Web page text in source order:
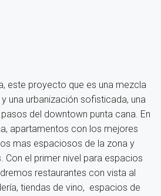
este proyecto que es una mezcla
una urbanización sofisticada, una
del downtown punta cana. En
apartamentos con los mejores
mas espaciosos de la zona y
Con el primer nivel para espacios
restaurantes con vista al
tiendas de vino, espacios de